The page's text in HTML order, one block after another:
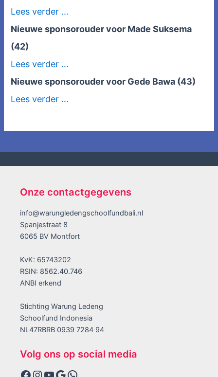
Lees verder ...
Nieuwe sponsorouder voor Made Suksema
(42)
Lees verder ...
Nieuwe sponsorouder voor Gede Bawa (43)
Lees verder ...
Onze contactgegevens
info@warungledengschoolfundbali.nl
Spanjestraat 8
6065 BV Montfort
KvK: 65743202
RSIN: 8562.40.746
ANBI erkend
Stichting Warung Ledeng
Schoolfund Indonesia
NL47RBRB 0939 7284 94
Volg ons op social media